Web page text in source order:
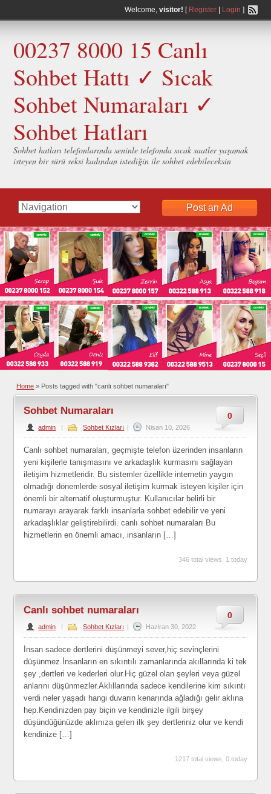
Welcome, visitor! [ Register| Login ]
00237 8000 15 Canlı
Sohbet Hattı ✓ Sıcak
Sohbet Numaraları ✓
Sohbet Hatları
Sohbet hatları telefonlarında seninle telefonda sıcak saatler yaşamak
isteyen bir sürü seksi kadından istediğin ile sohbet edebileceksin
Post an Ad
Home » Posts tagged with "canlı sohbet numaraları"
0
Sohbet Numaraları
admin | Sohbet Kızları | Nisan 10, 2026
Canlı sohbet numaraları, geçmişte telefon üzerinden insanların
yeni kişilerle tanışmasını ve arkadaşlık kurmasını sağlayan
iletişim hizmetleridir. Bu sistemler özellikle internetin yaygın
olmadığı dönemlerde sosyal iletişim kurmak isteyen kişiler için
önemli bir alternatif oluşturmuştur. Kullanıcılar belirli bir
numarayı arayarak farklı insanlarla sohbet edebilir ve yeni
arkadaşlıklar geliştirebilirdi. canlı sohbet numaraları Bu
hizmetlerin en önemli amacı, insanların […]
346 total views, 1 today
0
Canlı sohbet numaraları
admin | Sohbet Kızları | Haziran 30, 2022
İnsan sadece dertlerini düşünmeyi sever,hiç sevinçlerini
düşünmez.İnsanların en sıkıntılı zamanlarında akıllarında ki tek
şey ,dertleri ve kederleri olur.Hiç güzel olan şeyleri veya güzel
anlarını düşünmezler.Aklıllarında sadece kendilerine kim sıkıntı
verdi neler yaşadı hangi duvarın kenarında ağladığı gelir aklına
hep.Kendinizden pay biçin ve kendinizle ilgili birşey
düşündüğünüzde aklınıza gelen ilk şey dertleriniz olur ve kendi
kendinize […]
1217 total views, 0 today